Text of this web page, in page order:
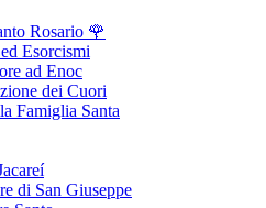
Rosario 🌹
Esorcismi
ad Enoc
dei Cuori
Famiglia Santa
di San Giuseppe